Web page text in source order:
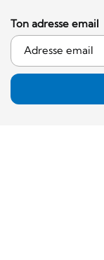
Ton adresse email